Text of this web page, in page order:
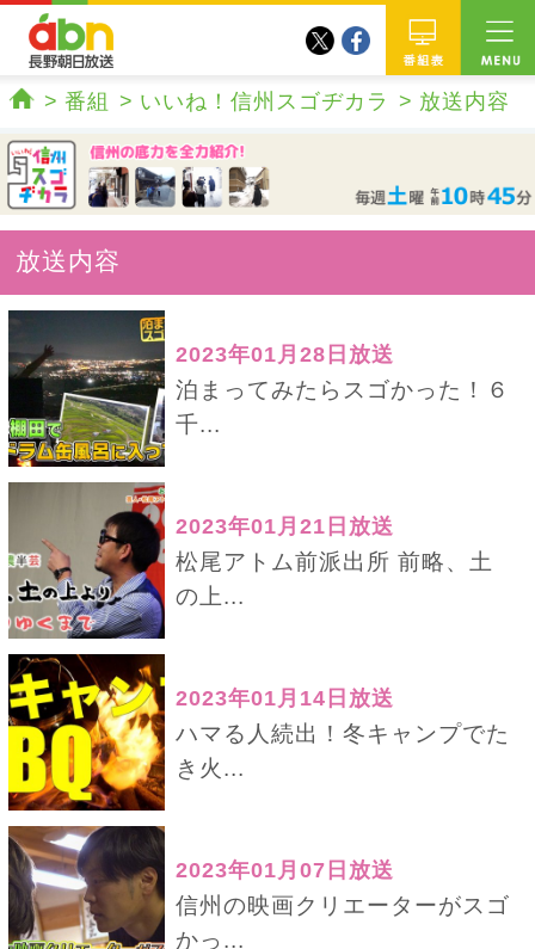
番組
twitterfacebook
番組 いいね！信州スゴヂカラ 放送内容
放送内容
2023年01月28日放送
泊まってみたらスゴかった！６
千...
2023年01月21日放送
松尾アトム前派出所 前略、土
の上...
2023年01月14日放送
ハマる人続出！冬キャンプでた
き火...
2023年01月07日放送
信州の映画クリエーターがスゴ
かっ...